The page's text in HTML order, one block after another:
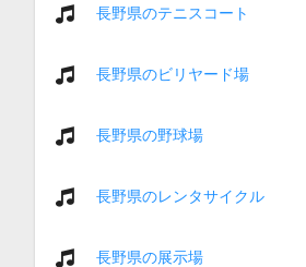
長野県のテニスコート
長野県のビリヤード場
長野県の野球場
長野県のレンタサイクル
長野県の展示場